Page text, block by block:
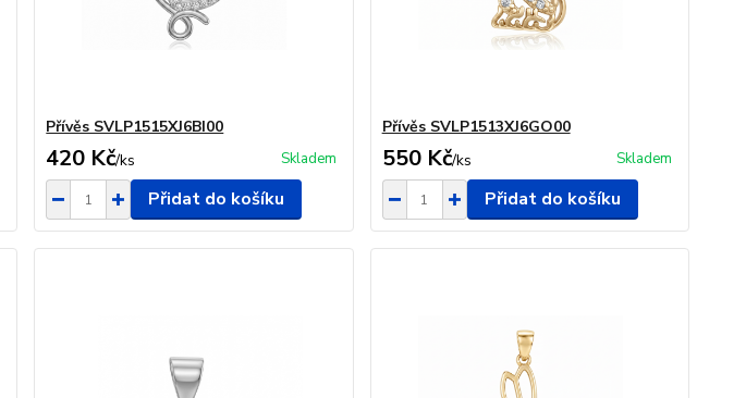
Přívěs SVLP1515XJ6BI00
420 Kč/ks Skladem
Přidat do košíku
Přívěs SVLP1513XJ6GO00
550 Kč/ks Skladem
Přidat do košíku